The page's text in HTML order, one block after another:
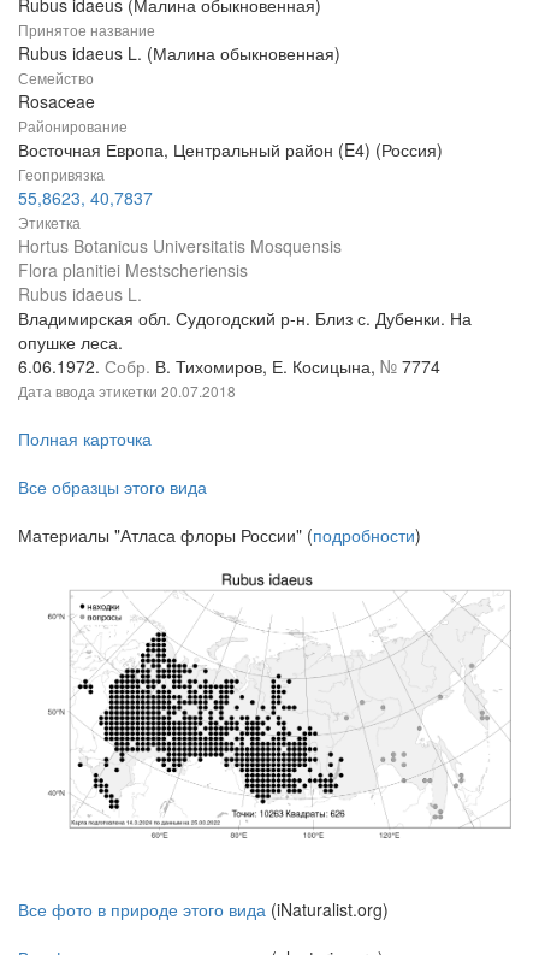
Принятое название
Rubus idaeus L. (Малина обыкновенная)
Семейство
Rosaceae
Районирование
Восточная Европа, Центральный район (E4) (Россия)
Геопривязка
55,8623, 40,7837
Этикетка
Hortus Botanicus Universitatis Mosquensis
Flora planitiei Mestscheriensis
Rubus idaeus L.
Владимирская обл. Судогодский р-н. Близ с. Дубенки. На
опушке леса.
6.06.1972. Собр. В. Тихомиров, Е. Косицына, № 7774
Дата ввода этикетки 20.07.2018
Полная карточка
Все образцы этого вида
Материалы "Атласа флоры России" (подробности)
Все фото в природе этого вида (iNaturalist.org)